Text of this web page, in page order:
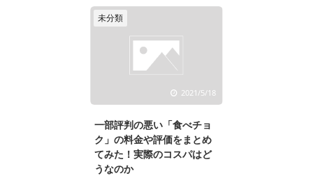
未分類
2021/5/18
一部評判の悪い「食べチョ
ク」の料金や評価をまとめ
てみた！実際のコスパはど
うなのか